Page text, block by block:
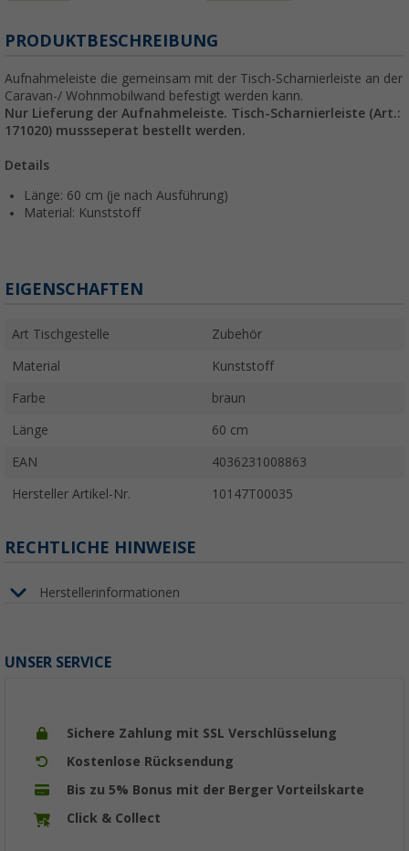
PRODUKTBESCHREIBUNG
Aufnahmeleiste die gemeinsam mit der Tisch-Scharnierleiste an der
Caravan-/ Wohnmobilwand befestigt werden kann.
Nur Lieferung der Aufnahmeleiste. Tisch-Scharnierleiste (Art.:
171020) mussseperat bestellt werden.
Details
Länge: 60 cm (je nach Ausführung)
Material: Kunststoff
EIGENSCHAFTEN
Art Tischgestelle Zubehör
Material Kunststoff
Farbe braun
Länge 60 cm
EAN 4036231008863
Hersteller Artikel-Nr. 10147T00035
RECHTLICHE HINWEISE
Herstellerinformationen
UNSER SERVICE
Sichere Zahlung mit SSL Verschlüsselung
Kostenlose Rücksendung
Bis zu 5% Bonus mit der Berger Vorteilskarte
Click & Collect